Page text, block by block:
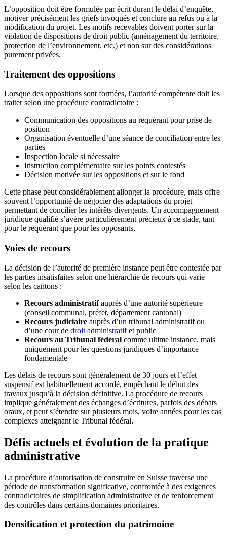
L’opposition doit être formulée par écrit durant le délai d’enquête,
motiver précisément les griefs invoqués et conclure au refus ou à la
modification du projet. Les motifs recevables doivent porter sur la
violation de dispositions de droit public (aménagement du territoire,
protection de l’environnement, etc.) et non sur des considérations
purement privées.
Traitement des oppositions
Lorsque des oppositions sont formées, l’autorité compétente doit les
traiter selon une procédure contradictoire :
Communication des oppositions au requérant pour prise de
position
Organisation éventuelle d’une séance de conciliation entre les
parties
Inspection locale si nécessaire
Instruction complémentaire sur les points contestés
Décision motivée sur les oppositions et sur le fond
Cette phase peut considérablement allonger la procédure, mais offre
souvent l’opportunité de négocier des adaptations du projet
permettant de concilier les intérêts divergents. Un accompagnement
juridique qualifié s’avère particulièrement précieux à ce stade, tant
pour le requérant que pour les opposants.
Voies de recours
La décision de l’autorité de première instance peut être contestée par
les parties insatisfaites selon une hiérarchie de recours qui varie
selon les cantons :
Recours administratifauprès d’une autorité supérieure
(conseil communal, préfet, département cantonal)
Recours judiciaire auprès d’un tribunal administratif ou
d’une cour de droit administratifet public
Recours au Tribunal fédéral comme ultime instance, mais
uniquement pour les questions juridiques d’importance
fondamentale
Les délais de recours sont généralement de 30 jours et l’effet
suspensif est habituellement accordé, empêchant le début des
travaux jusqu’à la décision définitive. La procédure de recours
implique généralement des échanges d’écritures, parfois des débats
oraux, et peut s’étendre sur plusieurs mois, voire années pour les cas
complexes atteignant le Tribunal fédéral.
Défis actuels et évolution de la pratique
administrative
La procédure d’autorisation de construire en Suisse traverse une
période de transformation significative, confrontée à des exigences
contradictoires de simplification administrative et de renforcement
des contrôles dans certains domaines prioritaires.
Densification et protection du patrimoine